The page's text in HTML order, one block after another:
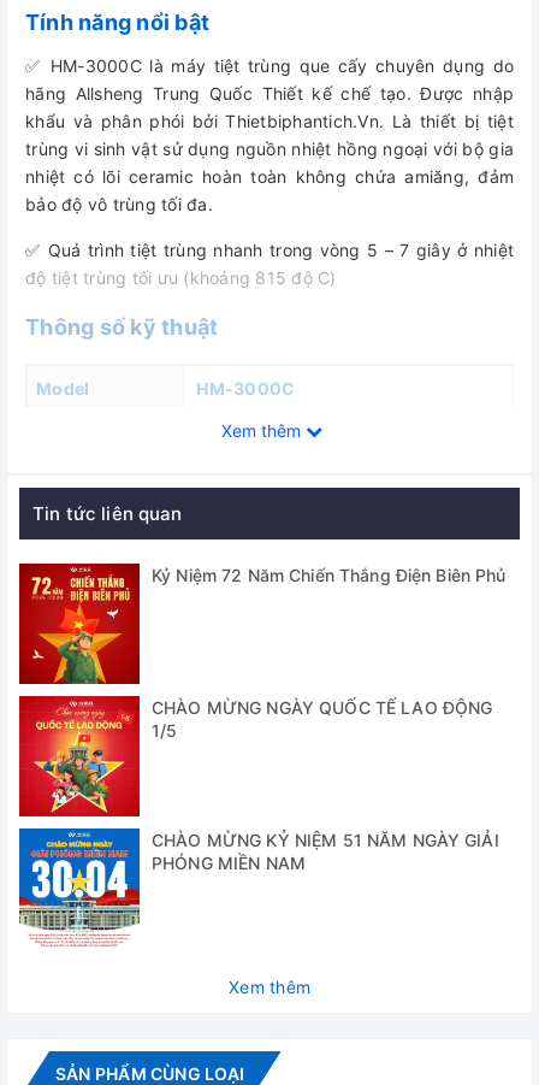
Tính năng nổi bật
✅ HM-3000C là máy tiệt trùng que cấy chuyên dụng do
hãng Allsheng Trung Quốc Thiết kế chế tạo. Được nhập
khẩu và phân phói bởi Thietbiphantich.Vn. Là thiết bị tiệt
trùng vi sinh vật sử dụng nguồn nhiệt hồng ngoại với bộ gia
nhiệt có lõi ceramic hoàn toàn không chứa amiăng, đảm
bảo độ vô trùng tối đa.
✅ Quá trình tiệt trùng nhanh trong vòng 5 – 7 giây ở nhiệt
độ tiệt trùng tối ưu (khoảng 815 độ C)
Thông số kỹ thuật
Model HM-3000C
Đường kính lớn
nhất của dụng
cụ đưa vào tiệt
trùng
Chiều dài vùng
tiệt trùng (gia
nhiệt)
Thời gian gia
nhiệt
Kích thước (sâu
x rộng x cao)
Trọng lượng
Nguồn điện
320W
Video - Hình ảnh
Xem thêm
Tin tức liên quan
Kỷ Niệm 72 Năm Chiến Thắng Điện Biên Phủ
CHÀO MỪNG NGÀY QUỐC TẾ LAO ĐỘNG
1/5
CHÀO MỪNG KỶ NIỆM 51 NĂM NGÀY GIẢI
PHÓNG MIỀN NAM
Xem thêm
SẢN PHẨM CÙNG LOẠI